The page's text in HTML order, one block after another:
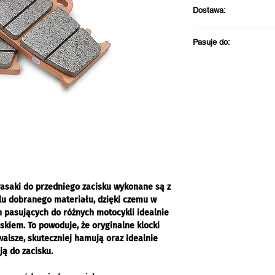
do przedniego zacisku wykonane są z
dobranego materiału, dzięki czemu w
pasujących do różnych motocykli idealnie
To powoduje, że oryginalne klocki
skuteczniej hamują oraz idealnie
do zacisku.
Dostawa:
- Odbiór w sklepie
Pasuje do: